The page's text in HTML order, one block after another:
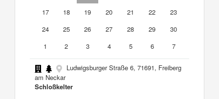
17
18 19 20 21 22
23
24
25 26 27 28 29
30
1
2 3 4 5 6 7
Ludwigsburger Straße 6, 71691, Freiberg
am Neckar
Schloßkelter